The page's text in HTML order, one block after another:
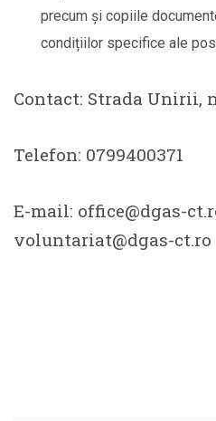
precum și copiile
condițiilor specifice ale
Contact: Strada Unirii,
Telefon: 0799400371
E-mail: office@dgas-
voluntariat@dgas-ct.ro